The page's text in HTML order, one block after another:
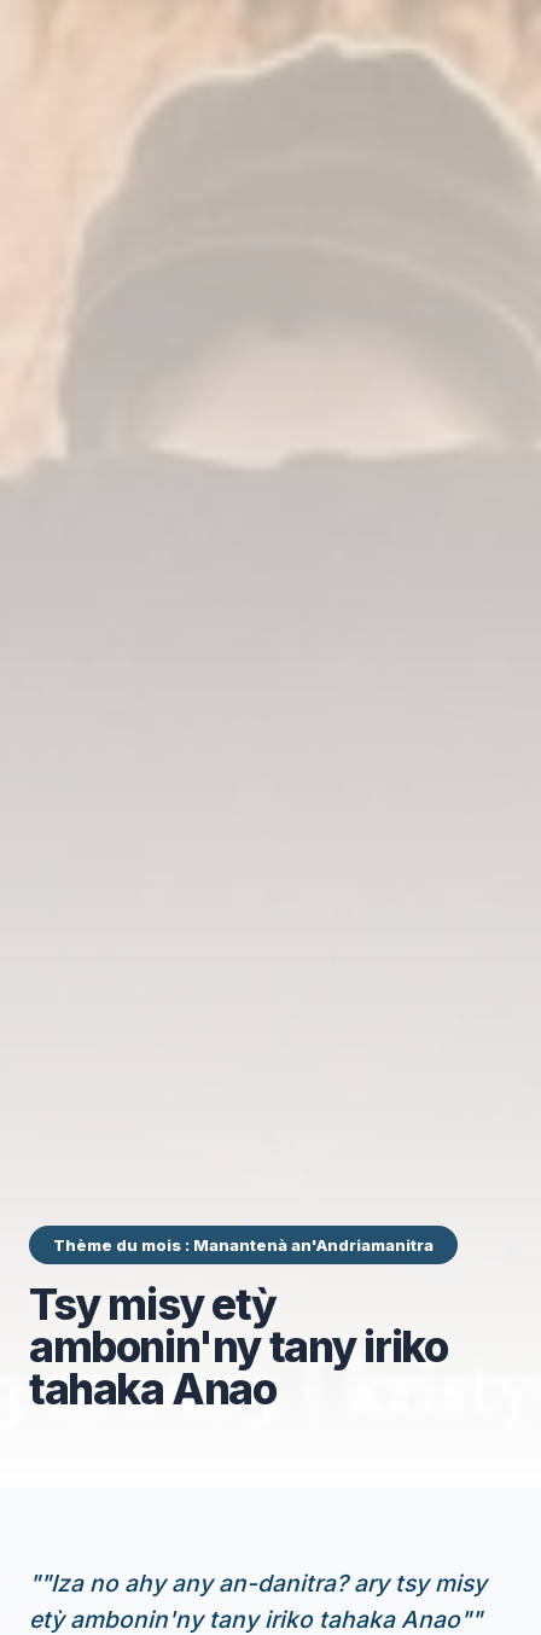
Thème du mois : Manantenà an'Andriamanitra
Tsy misy etỳ
ambonin'ny tany iriko
tahaka Anao
""Iza no ahy any an-danitra? ary tsy misy
etỳ ambonin'ny tany iriko tahaka Anao""